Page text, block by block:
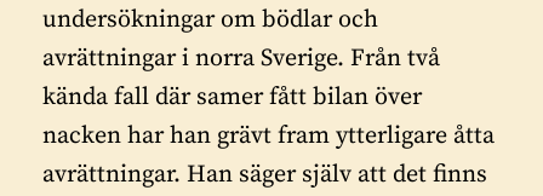
undersökningar om bödlar och
avrättningar i norra Sverige. Från två
kända fall där samer fått bilan över
nacken har han grävt fram ytterligare åtta
avrättningar. Han säger själv att det finns